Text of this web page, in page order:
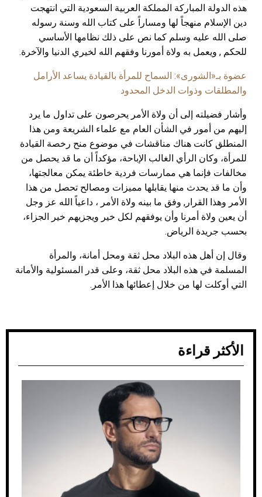
هذه الدولة المباركة المملكة العربية السعودية التي انتهجت
دين الإسلام منهجاً لها ومساراً على كتاب الله وسنة رسوله
صلى الله عليه وسلم كما نص على ذلك نظامها الأساسي
للحكم , ويعمل به ولاة أمورنا وفقهم الله لخيري الدنيا والآخرة.
عضوة بـ«الشورى»: السماح للمرأة بالقيادة يساعد الأرامل
والمطلقات وذوات الدخل المحدود
وأشار فضيلته إلى أن ولاة الأمر يحرصون على تداول ما يرد
إليهم من أمور في الشأن العام مع علماء الشريعة ومن هذا
المنطلق كانت هناك مناقشات في موضوع منح رخصة القيادة
للمرأة، وكان الرأي الغالب الإباحة، مؤكداً أن ما قد يحصل من
مخالفات فإنما هي ممارسات فردية خاطئة يمكن معالجتها،
وأن ما قد يحدث منها يقابلها مميزات ومصالح تحصل من هذا
الأمر وهذا القرار, وفق ما بينه ولاة الأمر ، داعياً الله عز وجل
أن يعين ولاة أمرنا وأن يوفقهم لكل خير ويجزيهم خير الجزاء،
بحسب جريدة الرياض.
وقال إن أهل هذه البلاد محل ثقة ومحل أمانة، والمرأة
المسلمة في هذه البلاد محل ثقة، وعلى قدر المسئولية والأمانة
التي أوكلت لها من خلال إعطائها هذا الأمر .
الأكثر قراءة